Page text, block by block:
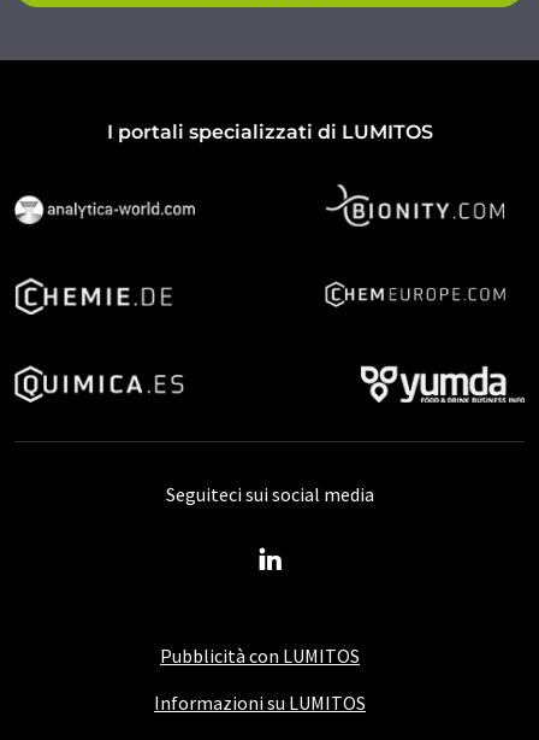
I portali specializzati di LUMITOS
Pubblicità con LUMITOS
Informazioni su LUMITOS
Seguiteci sui social media